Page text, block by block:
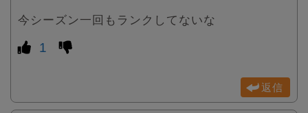
今シーズン一回もランクしてないな
1
返信